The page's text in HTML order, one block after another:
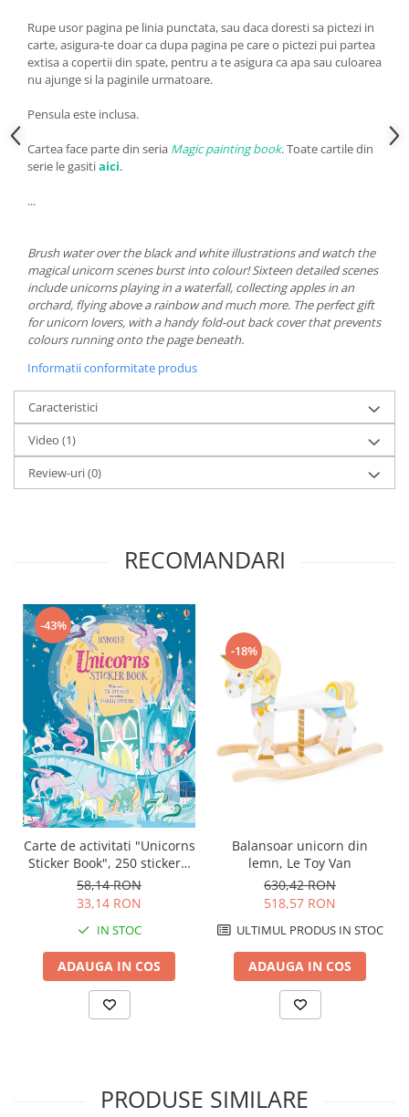
Rupe usor pagina pe linia punctata, sau daca doresti sa pictezi in
carte, asigura-te doar ca dupa pagina pe care o pictezi pui partea
extisa a copertii din spate, pentru a te asigura ca apa sau culoarea
nu ajunge si la paginile urmatoare.
Pensula este inclusa.
Cartea face parte din seria Magic painting book. Toate cartile din
serie le gasitiaici.
...
Brush water over the black and white illustrations and watch the
magical unicorn scenes burst into colour! Sixteen detailed scenes
include unicorns playing in a waterfall, collecting apples in an
orchard, flying above a rainbow and much more. The perfect gift
for unicorn lovers, with a handy fold-out back cover that prevents
colours running onto the page beneath.
Informatii conformitate produs
Caracteristici
Video (1)
Review-uri(0)
RECOMANDARI
-43%
Carte de activitati "Unicorns
Sticker Book", 250 stickers,
Usborne
58,14 RON
33,14 RON
IN STOC
ADAUGA IN COS
-18%
Balansoar unicorn din
lemn, Le Toy Van
630,42 RON
518,57 RON
ULTIMUL PRODUS IN STOC
ADAUGA IN COS
PRODUSE SIMILARE